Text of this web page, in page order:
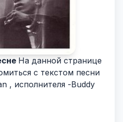
На данной странице
с текстом песни
, исполнителя -Buddy